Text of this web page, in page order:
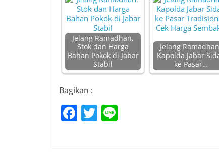
Jelang Ramadhan,
Stok dan Harga
Bahan Pokok di Jabar
Stabil
Jelang
Kapolda Jabar
ke Pasar…
Bagikan :
F T